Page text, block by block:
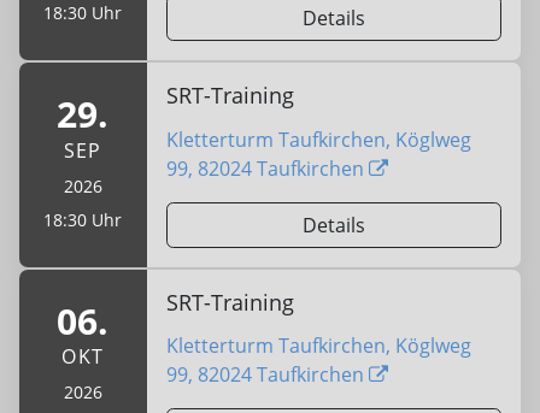
18:30 Uhr
Details
29.
SEP
2026
18:30 Uhr
SRT-Training
Kletterturm Taufkirchen, Köglweg
99, 82024 Taufkirchen
Details
06.
OKT
2026
SRT-Training
Kletterturm Taufkirchen, Köglweg
99, 82024 Taufkirchen